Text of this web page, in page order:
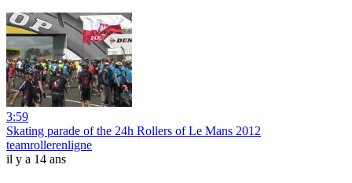
3:59
Skating parade of the 24h Rollers of Le Mans 2012
teamrollerenligne
il y a 14 ans